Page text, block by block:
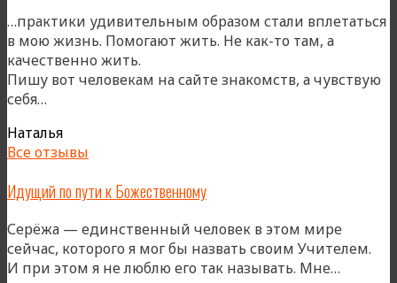
…практики удивительным образом стали вплетаться
в мою жизнь. Помогают жить. Не как-то там, а
качественно жить.
Пишу вот человекам на сайте знакомств, а чувствую
себя…
движение»
Наталья
Все отзывы
Идущий по пути к Божественному
Серёжа — единственный человек в этом мире
сейчас, которого я мог бы назвать своим Учителем.
И при этом я не люблю его так называть. Мне…